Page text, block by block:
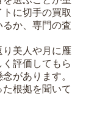
に切手の買取
か、専門の査
美人や月に雁
評価してもら
があります。
根拠を聞いて